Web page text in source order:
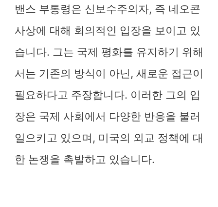
밴스 부통령은 신보수주의자, 즉 네오콘
사상에 대해 회의적인 입장을 보이고 있
습니다. 그는 국제 평화를 유지하기 위해
서는 기존의 방식이 아닌, 새로운 접근이
필요하다고 주장합니다. 이러한 그의 입
장은 국제 사회에서 다양한 반응을 불러
일으키고 있으며, 미국의 외교 정책에 대
한 논쟁을 촉발하고 있습니다.